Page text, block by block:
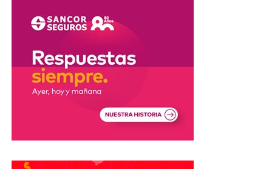
camiones y que sufrió demoras debido a las nevadas en
la Cordillera de los Andes.
También se esperan productos provenientes de
principalmente indumentaria y tecnología.
Los Juegos tendrán sedes en Santa
Fe, Rosario y Rafaela
desarrollarán entre el12 y el 26 de septiembre